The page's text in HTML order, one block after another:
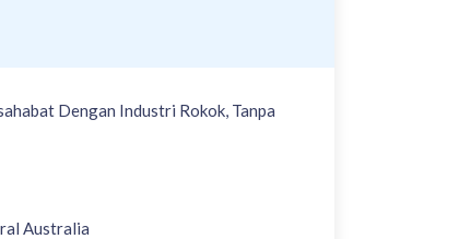
Dengan Industri Rokok, Tanpa
Australia